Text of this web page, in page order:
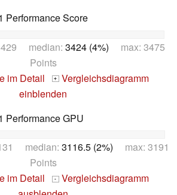
Performance Score
median: 3424 (4%) max: 3475
Points
im Detail + Vergleichsdiagramm
einblenden
Performance GPU
median: 3116.5 (2%) max: 3191
Points
im Detail - Vergleichsdiagramm